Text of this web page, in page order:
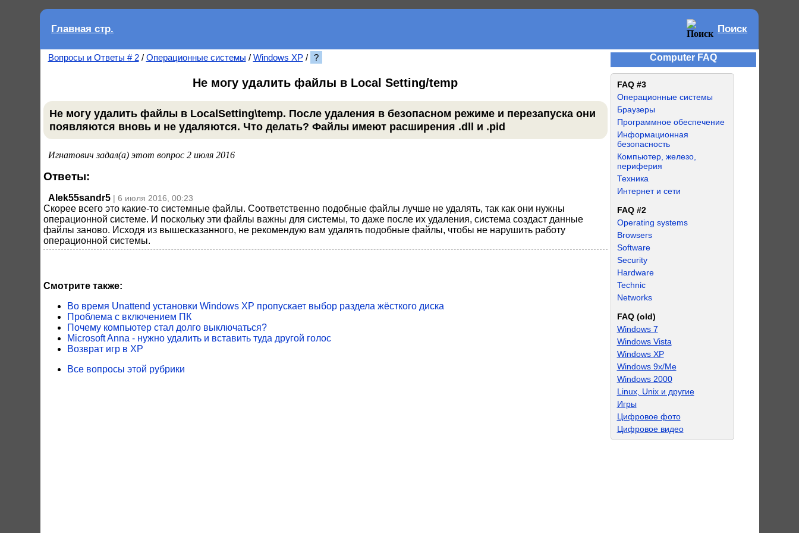
Главная стр. Поиск
Вопросы и Ответы # 2/ Операционные системы / Windows XP/ ?
Не могу удалить файлы в Local Setting/temp
Не могу удалить файлы в LocalSetting\temp. После удаления в безопасном режиме и перезапуска они
появляются вновь и не удаляются. Что делать? Файлы имеют расширения .dll и .pid
Игнатович задал(а) этот вопрос 2 июля 2016
Ответы:
Alek55sandr5 | 6 июля 2016, 00:23
Скорее всего это какие-то системные файлы. Соответственно подобные файлы лучше не удалять, так как они нужны
операционной системе. И поскольку эти файлы важны для системы, то даже после их удаления, система создаст данные
файлы заново. Исходя из вышесказанного, не рекомендую вам удалять подобные файлы, чтобы не нарушить работу
операционной системы.
Смотрите также:
Во время Unattend установки Windows XP пропускает выбор раздела жёсткого диска
Проблема с включением ПК
Почему компьютер стал долго выключаться?
Microsoft Anna - нужно удалить и вставить туда другой голос
Возврат игр в ХР
Все вопросы этой рубрики
Computer FAQ
FAQ #3
Операционные системы
Браузеры
Программное обеспечение
Информационная
безопасность
Компьютер, железо,
периферия
Техника
Интернет и сети
FAQ #2
Operating systems
Browsers
Software
Security
Hardware
Technic
Networks
FAQ (old)
Windows 7
Windows Vista
Windows XP
Windows 9x/Me
Windows 2000
Linux, Unix и другие
Игры
Цифровое фото
Цифровое видео